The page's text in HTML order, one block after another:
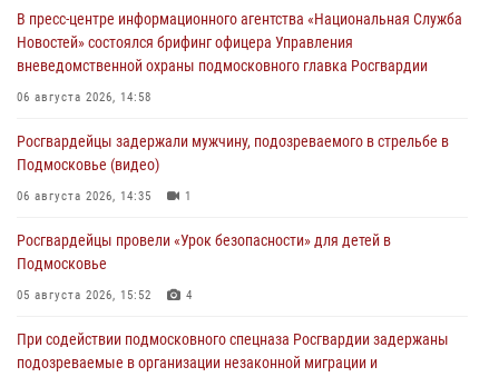
В пресс-центре информационного агентства «Национальная Служба
Новостей» состоялся брифинг офицера Управления
вневедомственной охраны подмосковного главка Росгвардии
06 августа 2026, 14:58
Росгвардейцы задержали мужчину, подозреваемого в стрельбе в
Подмосковье (видео)
06 августа 2026, 14:35 1
Росгвардейцы провели «Урок безопасности» для детей в
Подмосковье
05 августа 2026, 15:52 4
При содействии подмосковного спецназа Росгвардии задержаны
подозреваемые в организации незаконной миграции и